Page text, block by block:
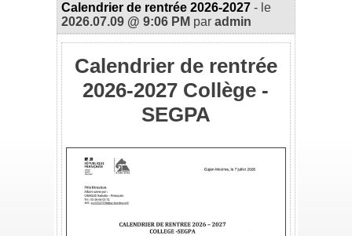
Calendrier de rentrée 2026-2027 - le
2026.07.09 @ 9:06 PM paradmin
Calendrier de rentrée
2026-2027 Collège -
SEGPA